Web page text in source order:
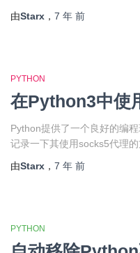
由Starx ， 7 年 前
PYTHON
在Python3中使
Python提供了一个良好的编
记录一下其使用socks5代理
由Starx ， 7 年 前
PYTHON